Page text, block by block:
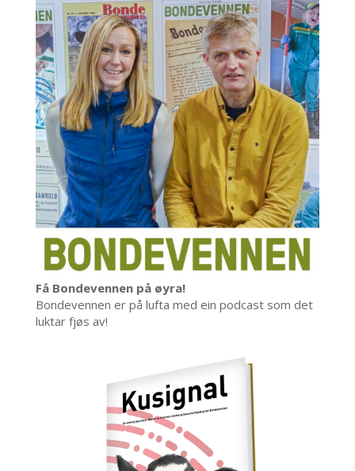
Få Bondevennen på øyra!
Bondevennen er på lufta med ein podcast som det
luktar fjøs av!